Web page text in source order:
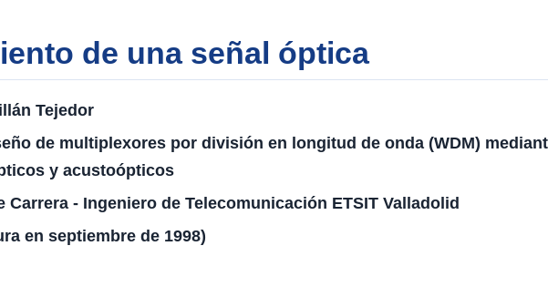
de una señal óptica
Tejedor
de multiplexores por división en longitud de onda (WDM)
y acustoópticos
Carrera - Ingeniero de Telecomunicación ETSIT Valladolid
en septiembre de 1998)